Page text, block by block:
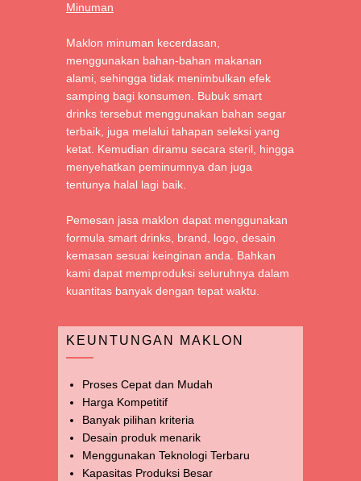
Minuman
Maklon minuman kecerdasan,
menggunakan bahan-bahan makanan
alami, sehingga tidak menimbulkan efek
samping bagi konsumen. Bubuk smart
drinks tersebut menggunakan bahan segar
terbaik, juga melalui tahapan seleksi yang
ketat. Kemudian diramu secara steril, hingga
menyehatkan peminumnya dan juga
tentunya halal lagi baik.
Pemesan jasa maklon dapat menggunakan
formula smart drinks, brand, logo, desain
kemasan sesuai keinginan anda. Bahkan
kami dapat memproduksi seluruhnya dalam
kuantitas banyak dengan tepat waktu.
KEUNTUNGAN MAKLON
Proses Cepat dan Mudah
Harga Kompetitif
Banyak pilihan kriteria
Desain produk menarik
Menggunakan Teknologi Terbaru
Kapasitas Produksi Besar